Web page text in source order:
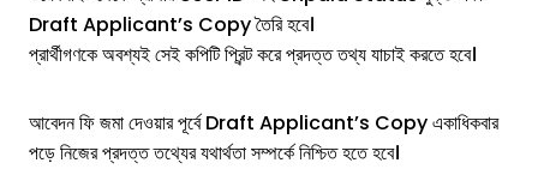
Draft Applicant’s Copy তৈরি হবে।
প্রার্থীগণকে অবশ্যই সেই কপিটি প্রিন্ট করে প্রদত্ত তথ্য যাচাই করতে হবে।
আবেদন ফি জমা দেওয়ার পূর্বে Draft Applicant’s Copy একাধিকবার
পড়ে নিজের প্রদত্ত তথ্যের যথার্থতা সম্পর্কে নিশ্চিত হতে হবে।